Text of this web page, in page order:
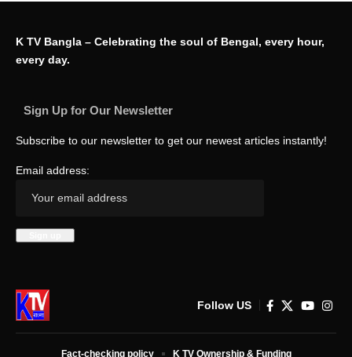
K TV Bangla – Celebrating the soul of Bengal, every hour,
every day.
Sign Up for Our Newsletter
Subscribe to our newsletter to get our newest articles instantly!
Email address:
Follow US
Fact-checking policy K TV Ownership & Funding